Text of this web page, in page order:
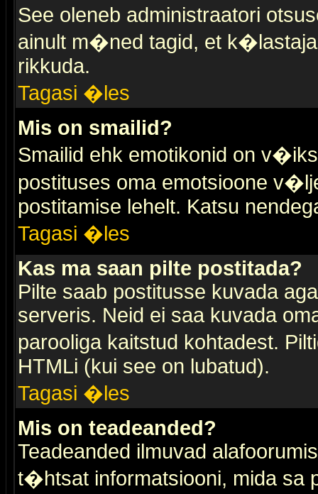
See oleneb administraatori
ainult m�ned tagid, et
rikkuda.
Tagasi �les
Mis on smailid?
Smailid ehk emotikonid on
postituses oma emotsioone
postitamise lehelt. Katsu
Tagasi �les
Kas ma saan pilte postitada?
Pilte saab postitusse kuvada
serveris. Neid ei saa kuvada
parooliga kaitstud kohtadest.
HTMLi (kui see on lubatud).
Tagasi �les
Mis on teadeanded?
Teadeanded ilmuvad
t�htsat informatsiooni, mida sa